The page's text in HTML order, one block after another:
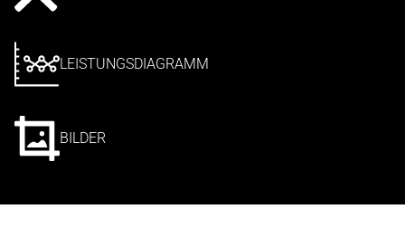
LEISTUNGSDIAGRAMM
BILDER